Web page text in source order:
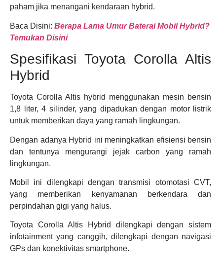
paham jika menangani kendaraan hybrid.
Baca Disini: Berapa Lama Umur Baterai Mobil Hybrid?
Temukan Disini
Spesifikasi Toyota Corolla Altis
Hybrid
Toyota Corolla Altis hybrid menggunakan mesin bensin
1,8 liter, 4 silinder, yang dipadukan dengan motor listrik
untuk memberikan daya yang ramah lingkungan.
Dengan adanya Hybrid ini meningkatkan efisiensi bensin
dan tentunya mengurangi jejak carbon yang ramah
lingkungan.
Mobil ini dilengkapi dengan transmisi otomotasi CVT,
yang memberikan kenyamanan berkendara dan
perpindahan gigi yang halus.
Toyota Corolla Altis Hybrid dilengkapi dengan sistem
infotainment yang canggih, dilengkapi dengan navigasi
GPs dan konektivitas smartphone.